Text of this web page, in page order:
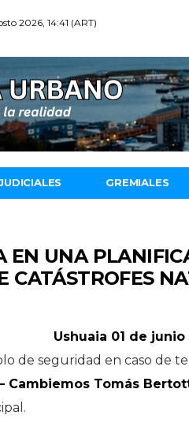
2026, 14:41 (ART)
GREMIALES
EN UNA
CATÁSTROFES
Ushuaia 01 de junio
de seguridad en caso de
– Cambiemos Tomás